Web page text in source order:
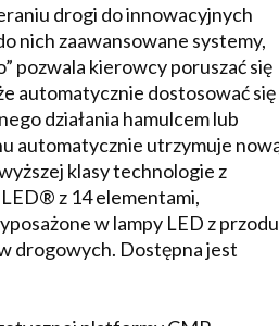
drogi do innowacyjnych
nich zaawansowane systemy,
pozwala kierowcy poruszać się
automatycznie dostosować się
działania hamulcem lub
automatycznie utrzymuje
klasy technologie z
z 14 elementami,
w lampy LED z przodu
drogowych. Dostępna jest